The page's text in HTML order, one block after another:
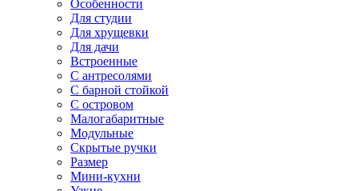
Особенности
Для студии
Для хрущевки
Для дачи
Встроенные
С антресолями
С барной стойкой
С островом
Малогабаритные
Модульные
Скрытые ручки
Размер
Мини-кухни